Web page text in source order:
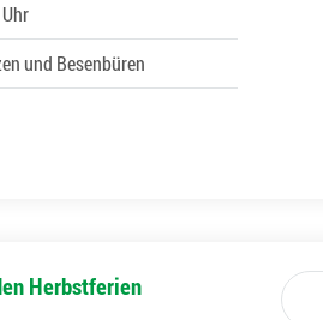
und Besenbüren
Herbstferien